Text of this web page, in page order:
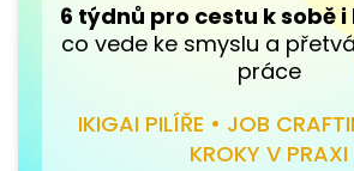
6 týdnů pro cestu k sobě
co vede ke smyslu a
práce
IKIGAI PILÍŘE • JOB
KROKY V PRAXI